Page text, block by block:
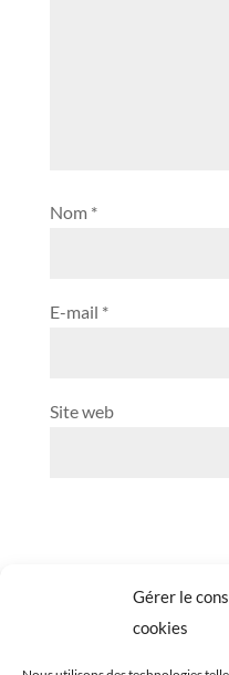
Gérer le
cookies
Nom *
E-mail *
Site web